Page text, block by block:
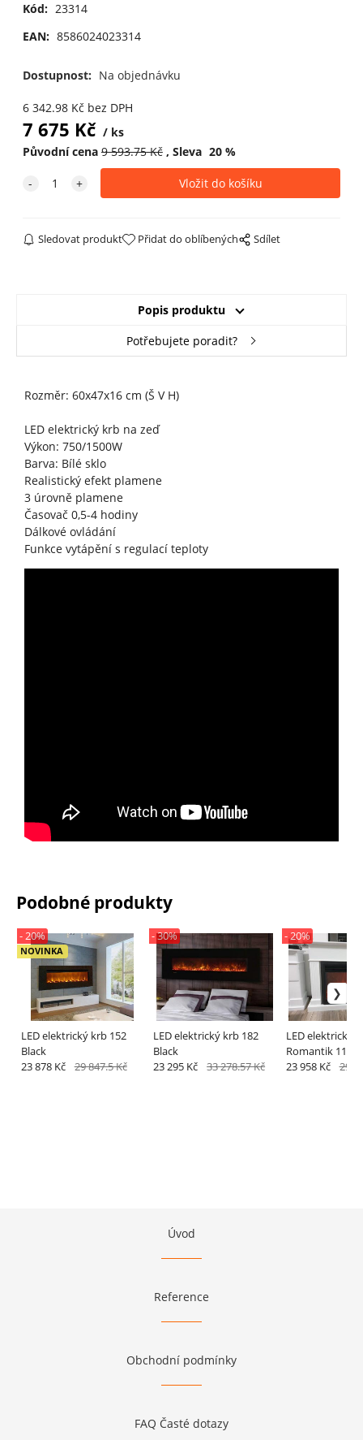
Kód: 23314
EAN: 8586024023314
Dostupnost: Na objednávku
6 342.98Kč bez DPH
7 675 Kč
ks
Původní cena 9 593.75Kč Sleva 20%
Sledovat produkt Přidat do oblíbených Sdílet
Popis produktu
Potřebujete poradit?
Rozměr: 60x47x16 cm (Š V H)
LED elektrický krb na zeď
Výkon: 750/1500W
Barva: Bílé sklo
Realistický efekt plamene
3 úrovně plamene
Časovač 0,5-4 hodiny
Dálkové ovládání
Funkce vytápění s regulací teploty
Podobné produkty
LED elektrický krb 152
Black
NOVINKA
- 20%
23 878 Kč 29 847.5 Kč
LED elektrický krb 182
Black
- 30%
23 295 Kč 33 278.57 Kč
LED elektrický
Romantik 110
- 20%
23 958 Kč 29
Úvod
Reference
Obchodní podmínky
FAQ Časté dotazy